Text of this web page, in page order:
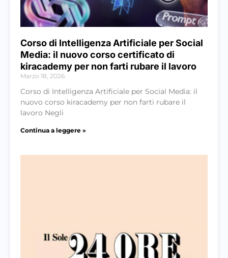
Corso di Intelligenza Artificiale per Social
Media: il nuovo corso certificato di
kiracademy per non farti rubare il lavoro
Marzo 18, 2026
Corso di Intelligenza Artificiale per Social Media: il
nuovo corso kiracademy per non farti rubare il
lavoro Negli
Continua a leggere »